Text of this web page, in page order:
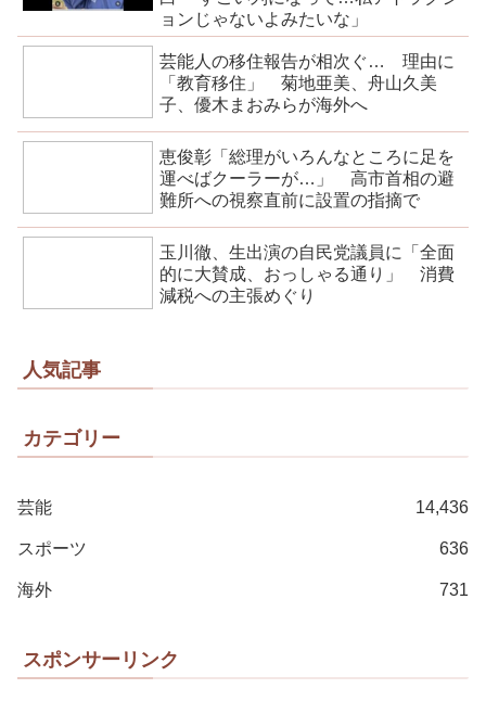
ョンじゃないよみたいな」
芸能人の移住報告が相次ぐ… 理由に
「教育移住」 菊地亜美、舟山久美
子、優木まおみらが海外へ
恵俊彰「総理がいろんなところに足を
運べばクーラーが…」 高市首相の避
難所への視察直前に設置の指摘で
玉川徹、生出演の自民党議員に「全面
的に大賛成、おっしゃる通り」 消費
減税への主張めぐり
人気記事
カテゴリー
芸能 14,436
スポーツ 636
海外 731
スポンサーリンク